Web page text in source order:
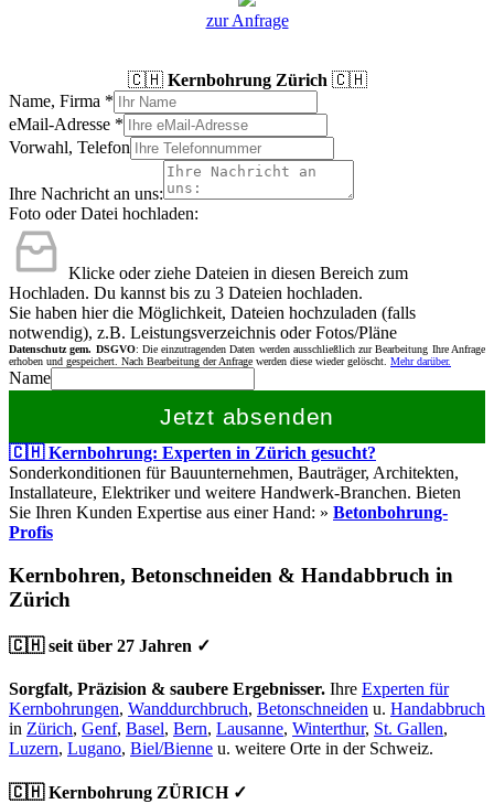
zur Anfrage
🇨🇭 Kernbohrung Zürich 🇨🇭
Name, Firma *
eMail-Adresse *
Vorwahl, Telefon
Ihre Nachricht an uns:
Foto oder Datei hochladen:
Klicke oder ziehe Dateien in diesen Bereich zum
Hochladen. Du kannst bis zu 3 Dateien hochladen.
Sie haben hier die Möglichkeit, Dateien hochzuladen (falls
notwendig), z.B. Leistungsverzeichnis oder Fotos/Pläne
Datenschutz gem. DSGVO: Die einzutragenden Daten werden ausschließlich zur Bearbeitung Ihre Anfrage
erhoben und gespeichert. Nach Bearbeitung der Anfrage werden diese wieder gelöscht. Mehr darüber.
Name
Jetzt absenden
🇨🇭 Kernbohrung: Experten in Zürich gesucht?
Sonderkonditionen für Bauunternehmen, Bauträger, Architekten,
Installateure, Elektriker und weitere Handwerk-Branchen. Bieten
Sie Ihren Kunden Expertise aus einer Hand: » Betonbohrung-
Profis
Kernbohren, Betonschneiden & Handabbruch in
Zürich
🇨🇭 seit über 27 Jahren ✓
Sorgfalt, Präzision & saubere Ergebnisser. Ihre Experten für
Kernbohrungen, Wanddurchbruch, Betonschneiden u. Handabbruch
in Zürich, Genf, Basel, Bern, Lausanne, Winterthur, St. Gallen,
Luzern, Lugano, Biel/Bienne u. weitere Orte in der Schweiz.
🇨🇭 Kernbohrung ZÜRICH ✓